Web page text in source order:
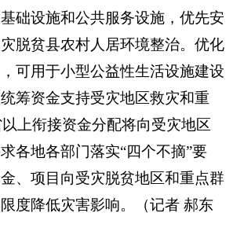
础设施和公共服务设施，优先安
脱贫县农村人居环境整治。优化
可用于小型公益性生活设施建设
筹资金支持受灾地区救灾和重
上衔接资金分配将向受灾地区
各地各部门落实“四个不摘”要
、项目向受灾脱贫地区和重点群
度降低灾害影响。（记者 郝东